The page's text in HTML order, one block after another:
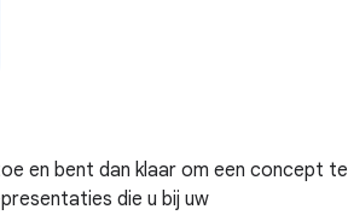
en bent dan klaar om een concept te
die u bij uw